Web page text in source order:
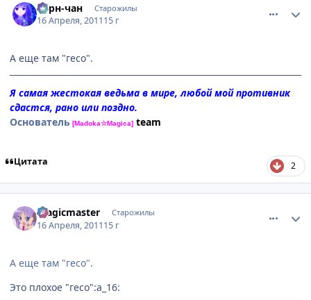
Берн-чан Старожилы
16 Апреля, 201115 г
А еще там "гесо".
Я самая жестокая ведьма в мире, любой мой противник
сдастся, рано или поздно.
Основатель [Madoka☆Magica] team
Цитата 2
magicmaster Старожилы
16 Апреля, 201115 г
А еще там "гесо".
Это плохое "гесо":a_16: